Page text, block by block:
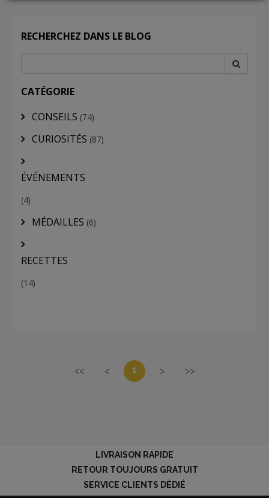
LOGIN
RECHERCHEZ DANS LE BLOG
CATÉGORIE
CONSEILS (74)
CURIOSITÉS (87)
ÉVÉNEMENTS
(4)
MÉDAILLES (6)
RECETTES
(14)
<< < 1 > >>
LIVRAISON RAPIDE
RETOUR TOUJOURS GRATUIT
SERVICE CLIENTS DÉDIÉ